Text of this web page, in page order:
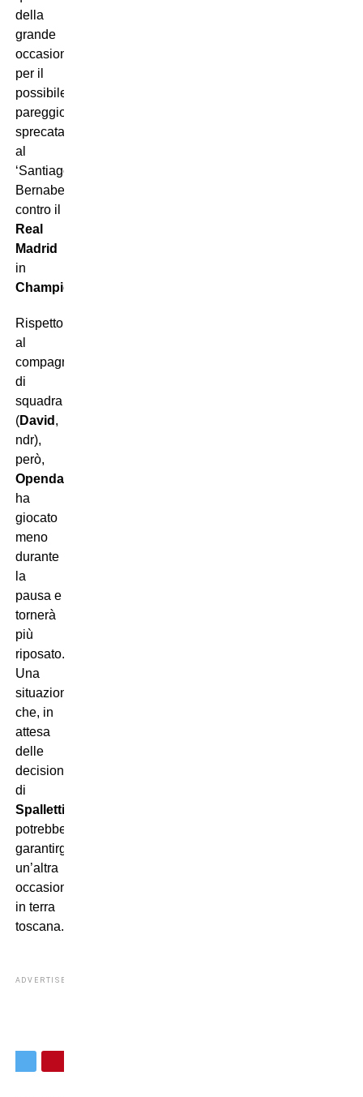
della
grande
occasione
per il
possibile
pareggio
sprecata
al
‘Santiago
Bernabeu’
contro il
Real
Madrid
in
Champions
Rispetto
al
compagno
di
squadra
(David ,
ndr),
però,
Openda
ha
giocato
meno
durante
la
pausa e
tornerà
più
riposato.
Una
situazione
che, in
attesa
delle
decisioni
di
Spalletti
potrebbe
garantirgli
un’altra
occasione
in terra
toscana.
ADVERTISEMENT